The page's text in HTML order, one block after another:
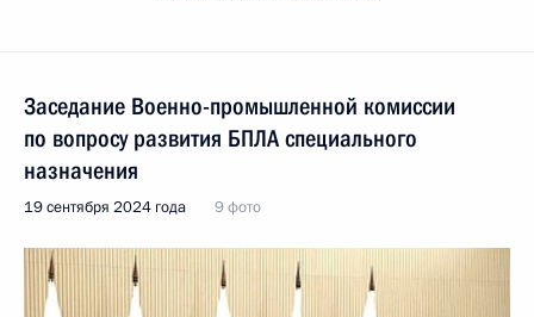
Заседание Военно-промышленной комиссии
по вопросу развития БПЛА специального
назначения
19 сентября 2024 года 9 фото